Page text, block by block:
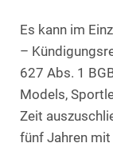
Es kann im
–
627 Abs. 1
Models,
Zeit
fünf Jahren